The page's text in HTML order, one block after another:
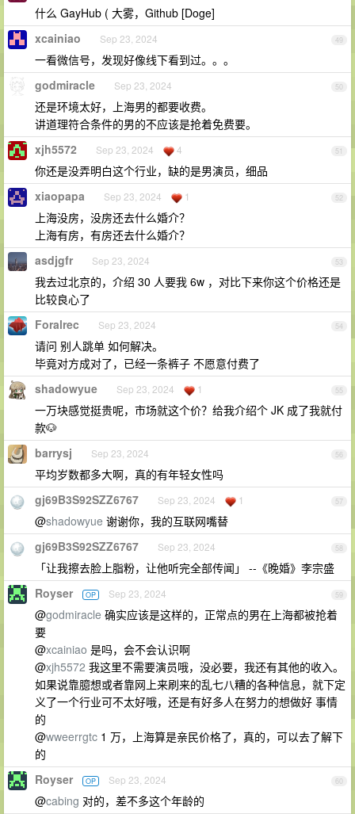
什么 GayHub ( 大雾，Github [Doge]
49
xcainiao Sep 23, 2024
一看微信号，发现好像线下看到过。。。
50
godmiracle Sep 23, 2024
还是环境太好，上海男的都要收费。
讲道理符合条件的男的不应该是抢着免费要。
51
xjh5572 Sep 23, 2024 4
你还是没弄明白这个行业，缺的是男演员，细品
52
xiaopapa Sep 23, 2024 1
上海没房，没房还去什么婚介？
上海有房，有房还去什么婚介？
53
asdjgfr Sep 23, 2024
我去过北京的，介绍 30 人要我 6w ，对比下来你这个价格还是
比较良心了
54
Foralrec Sep 23, 2024
请问 别人跳单 如何解决。
毕竟对方成对了，已经一条裤子 不愿意付费了
55
shadowyue Sep 23, 2024 1
一万块感觉挺贵呢，市场就这个价？给我介绍个 JK 成了我就付
款🐶
56
barrysj Sep 23, 2024
平均岁数都多大啊，真的有年轻女性吗
57
gj69B3S92SZZ6767 Sep 23, 2024 1
@shadowyue 谢谢你，我的互联网嘴替
58
gj69B3S92SZZ6767 Sep 23, 2024
「让我擦去脸上脂粉，让他听完全部传闻」 --《晚婚》李宗盛
59
Royser OP Sep 23, 2024
@godmiracle 确实应该是这样的，正常点的男在上海都被抢着
要
@xcainiao 是吗，会不会认识啊
@xjh5572 我这里不需要演员哦，没必要，我还有其他的收入。
如果说靠臆想或者靠网上来刷来的乱七八糟的各种信息，就下定
义了一个行业可不太好哦，还是有好多人在努力的想做好 事情
的
@wweerrgtc 1 万，上海算是亲民价格了，真的，可以去了解下
的
60
Royser OP Sep 23, 2024
@cabing 对的，差不多这个年龄的